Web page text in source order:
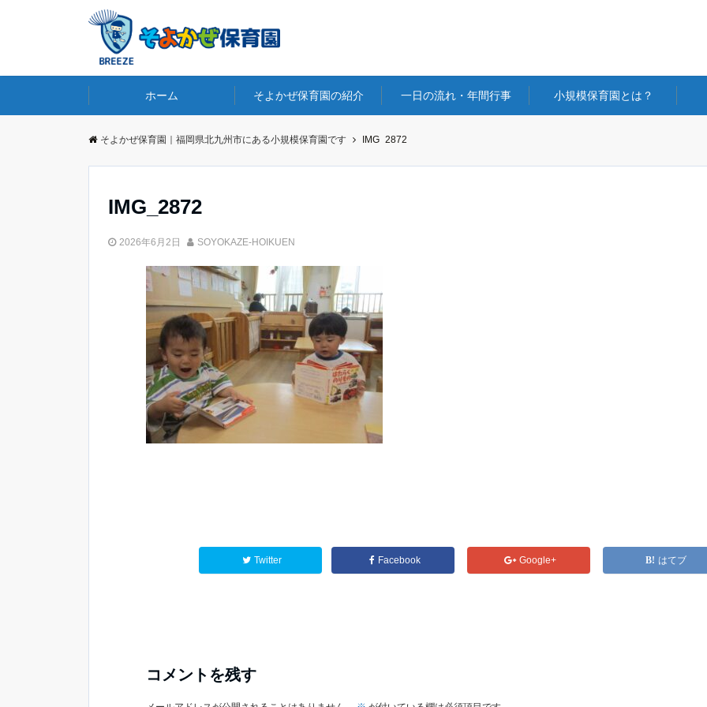
ホーム そよかぜ保育園の紹介 一日の流れ・年間行事 小規模保育園とは？
そよかぜ保育園｜福岡県北九州市にある小規模保育園です IMG_2872
IMG_2872
2026年6月2日 SOYOKAZE-HOIKUEN
Twitter Facebook Google+ はてブ
コメントを残す